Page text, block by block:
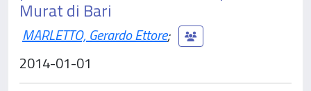
Murat di Bari
MARLETTO, Gerardo Ettore;
2014-01-01